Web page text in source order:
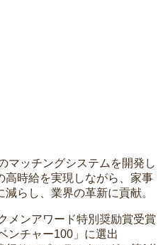
マッチングシステムを開発し
高時給を実現しながら、家事
らし、業界の革新に貢献。
ンアワード特別奨励賞受賞
チャー100」に選出